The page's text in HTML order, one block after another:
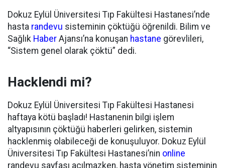
Dokuz Eylül Üniversitesi Tıp Fakültesi Hastanesi’nde
hasta randevu sisteminin çöktüğü öğrenildi. Bilim ve
Sağlık Haber Ajansı’na konuşan hastane görevlileri,
“Sistem genel olarak çöktü” dedi.
Hacklendi mi?
Dokuz Eylül Üniversitesi Tıp Fakültesi Hastanesi
haftaya kötü başladı! Hastanenin bilgi işlem
altyapısının çöktüğü haberleri gelirken, sistemin
hacklenmiş olabileceği de konuşuluyor. Dokuz Eylül
Üniversitesi Tıp Fakültesi Hastanesi’nin online
randevu sayfası açılmazken, hasta yönetim sisteminin